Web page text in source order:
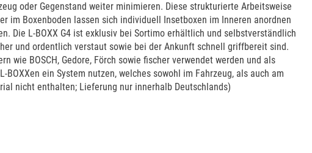
oder Gegenstand weiter minimieren. Diese strukturierte Arbeitsweise
im Boxenboden lassen sich individuell Insetboxen im Inneren anordnen
Die L-BOXX G4 ist exklusiv bei Sortimo erhältlich und selbstverständlich
und ordentlich verstaut sowie bei der Ankunft schnell griffbereit sind.
wie BOSCH, Gedore, Förch sowie fischer verwendet werden und als
ein System nutzen, welches sowohl im Fahrzeug, als auch am
nicht enthalten; Lieferung nur innerhalb Deutschlands)